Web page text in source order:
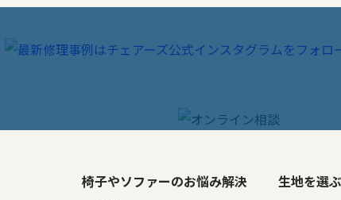
椅子やソファーのお悩み解決
生地を選ぶ